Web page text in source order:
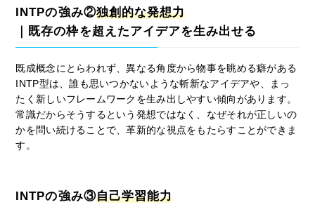
INTPの強み②独創的な発想力
｜既存の枠を超えたアイデアを生み出せる
既成概念にとらわれず、異なる角度から物事を眺める癖がある
INTP型は、誰も思いつかないような斬新なアイデアや、まっ
たく新しいフレームワークを生み出しやすい傾向があります。
常識だからそうするという発想ではなく、なぜそれが正しいの
かを問い続けることで、革新的な視点をもたらすことができま
す。
INTPの強み③自己学習能力